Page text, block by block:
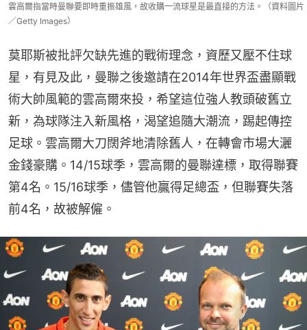
雲高爾指當時曼聯要即時重振雄風，故收購一流球星是最直接的方法。（資料圖片
／Getty Images）
莫耶斯被批評欠缺先進的戰術理念，資歷又壓不住球
星，有見及此，曼聯之後邀請在2014年世界盃盡顯戰
術大帥風範的雲高爾來投，希望這位強人教頭破舊立
新，為球隊注入新風格，渴望追隨大潮流，踢起傳控
足球。雲高爾大刀闊斧地清除舊人，在轉會市場大灑
金錢豪購。14/15球季，雲高爾的曼聯達標，取得聯賽
第4名。15/16球季，儘管他贏得足總盃，但聯賽失落
前4名，故被解僱。